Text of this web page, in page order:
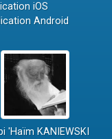
iOS
Android
'Haïm KANIEWSKI